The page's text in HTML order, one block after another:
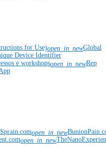
for Use)open_in_newGlobal
Device Identifier
e workshopsopen_in_newRep
open_in_new
open_in_new